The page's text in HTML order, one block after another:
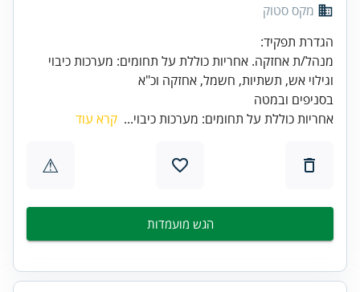
מקס סטוק
מנהל/ת אחזקה. אחריות כוללת על תחומים: מערכות כיבוי
בסניפים ובמטה
אחריות כוללת על תחומים: מערכות כיבוי... קרא עוד
⚠
הגש מועמדות